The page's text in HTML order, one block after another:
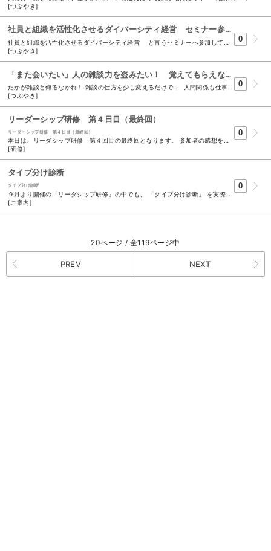
[つぶやき]
社員と組織を活性化させるダイバーシティ経営 セミナー参加報告①
社員と組織を活性化させるダイバーシティ経営 と言うセミナーへ参加してきました。 ～コロナ禍の今、働き方はどう変わるのか？～ コロナ禍で生活様式や仕事のスタイルは急速に変化をしていますが、今回のセミナーを 受講し、仕事のスタイルの変化や考え方の変化、今まさに時代の流れが急速に変化をしている事 をとても感じることができる興味深いセミナーでした。 少しずつ、セミナーでのお話を報告させて頂きます！ ● これから起きるだろう５つの変化 １．.同じ時間 × 違う場所 ～仕事の標準スペース ２．管理職のマネジメントスタイルの変化 ３．セルフマネジメントできる人と管理されないとできない人 ２極化 ４．業務のコミットメントの明確化と評価軸の変化 ５．ライフスタイルの多様化「どこに住むか・何をするか・誰とやるか・・・」 都市に住む必然性は消失 今回は、 １．.同じ時間 × 違う場所 ～仕事の標準スペース についてご報告します。 テレワークなど新しい働き方を「推し進める組織」と「元に戻る組織の違い」 「推し進める組織」の特長 ・まずはやってみよう・試してみよう ・セルフマネジメントを高めよう ・オンラインで意思疎通をしてみよう ・問題点が出てきたら、どうすればできるか考えよう 「元に戻る組織」の特長 ・私達の仕事・組織には向かない ・誰が何をしているのかわからない（本当はサボっているんじゃないか） ・意思の疎通や連絡が取りづらい ・やっぱり問題点が多い・難しい・やめよう
[つぶやき]
0
「また会いたい」人の雑談力を盗みたい！ 覚えてもらえない:中級編
たかが雑談と侮るなかれ！ 雑談の仕方を少し変えるだけで 、 人間関係も仕事もうまくいく？！ 自分が言いたい事をノープランで話し、何の実りもないのが 世間話 。 それに対し、会話の中で相手の情報を得ながら距離を縮め、信頼関係を築くのが 雑談 。 働く女性 の 37.4% が 「雑談がうまくなるコツ」を知りたい と思っている ！ 雑談のプロは、 「 一言付け加える 」 ことで「覚えてもらえない！」を解消しているとか。 ここでは「一言付け加えるコツ」をご紹介します。 ① まず 「挨拶」＋「よろしくお願いします！」 で空気が温まったら 、 ②意外性やギャップを見せる！ ”自分はこういう人間です”という自己開示は、相手との距離を縮めるのに有効。 なかでも、意外性やギャップのある情報は、親近感や魅力を感じてもらいやすくする。 上手く活用して自分をアピールしよう。 例えば取引先で・・・ 見た目はおとなしそう → 実は体育会系出身なんです！ （活動的なイメージ！） スリムで食が細そう → 趣味は食べ歩き。お酒も大好きです！ （意外！） 真面目にみえる → おやじギャグが得意です。 堅苦しそう （意外！） （著書『１分で心をつかむ話し方』より） 普段チャラチャラしている人が、すごく字が綺麗だった時 無口な人が、歌うことが好きだと知った時 完璧主義のしっかり者の口元に、ソースが付いていた時 新たな魅力を感じます。
[つぶやき]
0
リーダーシップ研修 第４日目（最終回）
リーダーシップ研修 第４日目（最終回）
本日は、リーダシップ研修 第４回目の最終回となります。 参加者の感想を一部ご紹介いたします。 〇 コーチングでもファシリテーションでも、「アイスブレイク」を使えば 会話も固くならないと思ったのでとても参考になりました。 〇 会議を実際に行う前に「シナリオ」を作成し、目的と成果物を明確にし 参加者の発言しやすい会議を今後目指して行きたい。 〇 ファシリテーションを用いた会議を今後行っていきたい。 〇 グループワークでは、思った事を付箋に記入し貼り提示して行く形式の ため、参加し易かった。 〇 参加者一人一人が違う意見を持っているため、すごく参考になりました。 この研修を始める前に、「受講生同士の顔が見えやすいよう」な席を配置し、 「アイスブレイク」から研修をスタートします。 そして「最近あった明るい話題」をテーマに一人ずつ発表をしていきます。 「相手の顔が見える」席の配置も、話がしやすい、心を相手に開きやすい というとても大切な効果が見られます。 今回の研修で勉強された事が、皆様の業務において役立つ事を願います！！ ご受講、お疲れ様でした。 ありがとうございます。
[研修]
0
タイプ分け診断
タイプ分け診断
[ご案内]
0
20ページ / 全119ページ中
PREV NEXT